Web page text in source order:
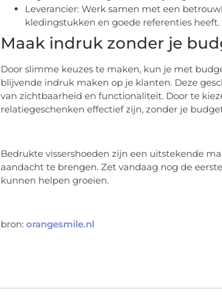
Leverancier: Werk samen met een
kledingstukken en goede referenties heeft.
Maak indruk zonder je
Door slimme keuzes te maken, kun je met
blijvende indruk maken op je klanten. Deze
van zichtbaarheid en functionaliteit. Door te
relatiegeschenken effectief zijn, zonder je
Bedrukte vissershoeden zijn een uitstekende
aandacht te brengen. Zet vandaag nog de
kunnen helpen groeien.
bron: orangesmile.nl